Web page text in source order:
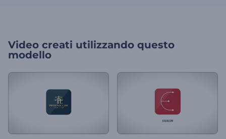
Video creati utilizzando questo
modello